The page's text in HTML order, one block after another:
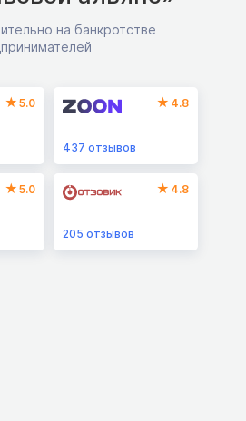
на банкротстве
5.0 4.8
437 отзывов
5.0 4.8
205 отзывов